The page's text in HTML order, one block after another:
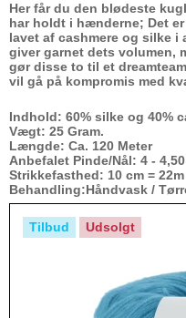
Her får du den blødeste
har holdt i hænderne; Det
lavet af cashmere og silke i
giver garnet dets volumen,
gør disse to til et
vil gå på kompromis med
Indhold: 60% silke og 40%
Vægt: 25 Gram.
Længde: Ca. 120 Meter
Anbefalet Pinde/Nål: 4 -
Strikkefasthed: 10 cm = 22m
Behandling:Håndvask /
Tilbud Udsolgt